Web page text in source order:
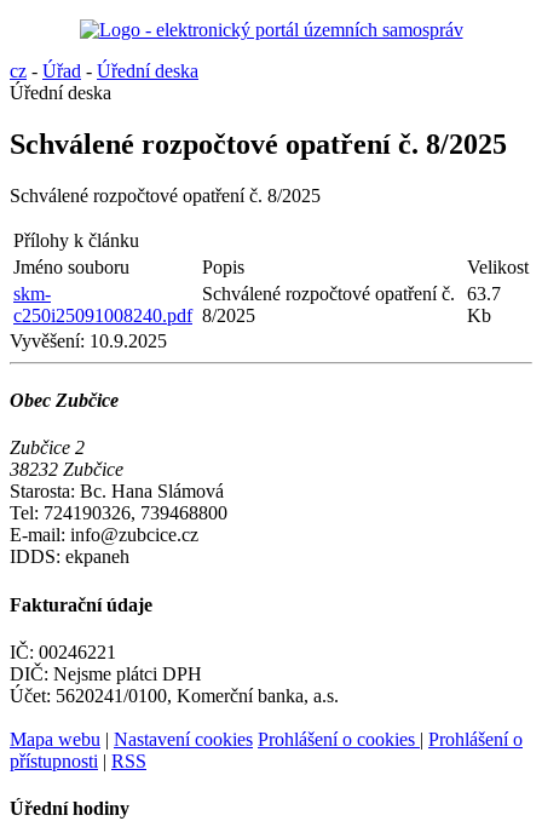
cz - Úřad - Úřední deska
Úřední deska
Schválené rozpočtové opatření č. 8/2025
Schválené rozpočtové opatření č. 8/2025
Přílohy k článku
Jméno souboru
Popis
Velikost
skm-
c250i25091008240.pdf
Schválené rozpočtové opatření č.
8/2025
63.7
Kb
Vyvěšení: 10.9.2025
Obec Zubčice
Zubčice 2
38232 Zubčice
Starosta: Bc. Hana Slámová
Tel: 724190326, 739468800
E-mail: info@zubcice.cz
IDDS: ekpaneh
Fakturační údaje
IČ: 00246221
DIČ: Nejsme plátci DPH
Účet: 5620241/0100, Komerční banka, a.s.
Mapa webu | Nastavení cookies Prohlášení o cookies | Prohlášení o
přístupnosti | RSS
Úřední hodiny